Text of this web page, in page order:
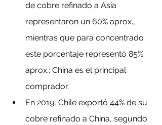
de cobre refinado a Asia
representaron un 60% aprox.,
mientras que para concentrado
este porcentaje representó 85%
aprox.; China es el principal
comprador.
En 2019, Chile exportó 44% de su
cobre refinado a China, segundo